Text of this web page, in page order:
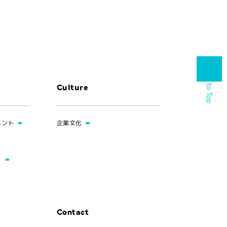
ト
Culture
企業文化
Contact
Back to Top